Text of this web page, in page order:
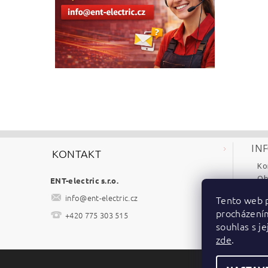
KONTAKT
ENT-electric s.r.o.
info@ent-electric.cz
+420 775 303 515
Tento web
souhlas s
zde.